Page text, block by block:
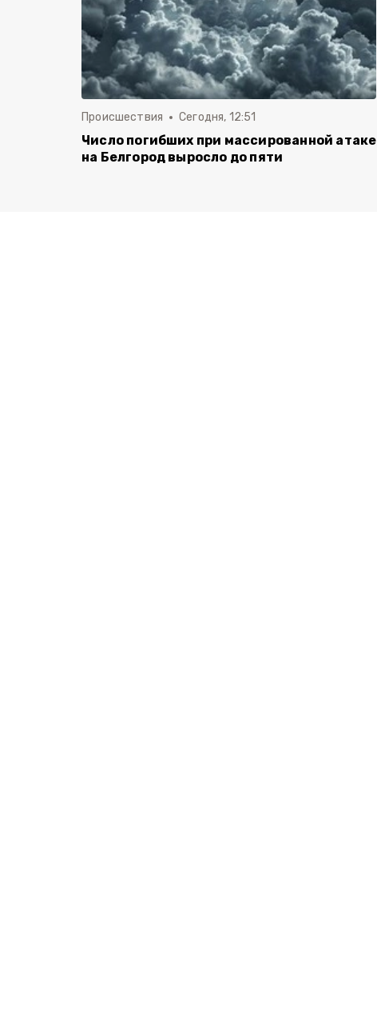
Происшествия Сегодня, 12:51
Число погибших при массированной атаке
на Белгород выросло до пяти